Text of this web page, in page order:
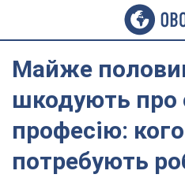
Майже
шкодують про
професію:
потребують